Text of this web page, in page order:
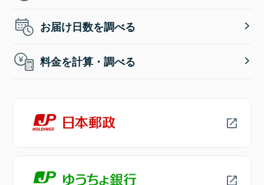
お届け日数を調べる
料金を計算・調べる